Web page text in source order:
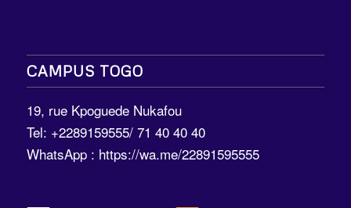
CAMPUS TOGO
19, rue Kpoguede Nukafou
Tel: +2289159555/ 71 40 40 40
WhatsApp : https://wa.me/22891595555